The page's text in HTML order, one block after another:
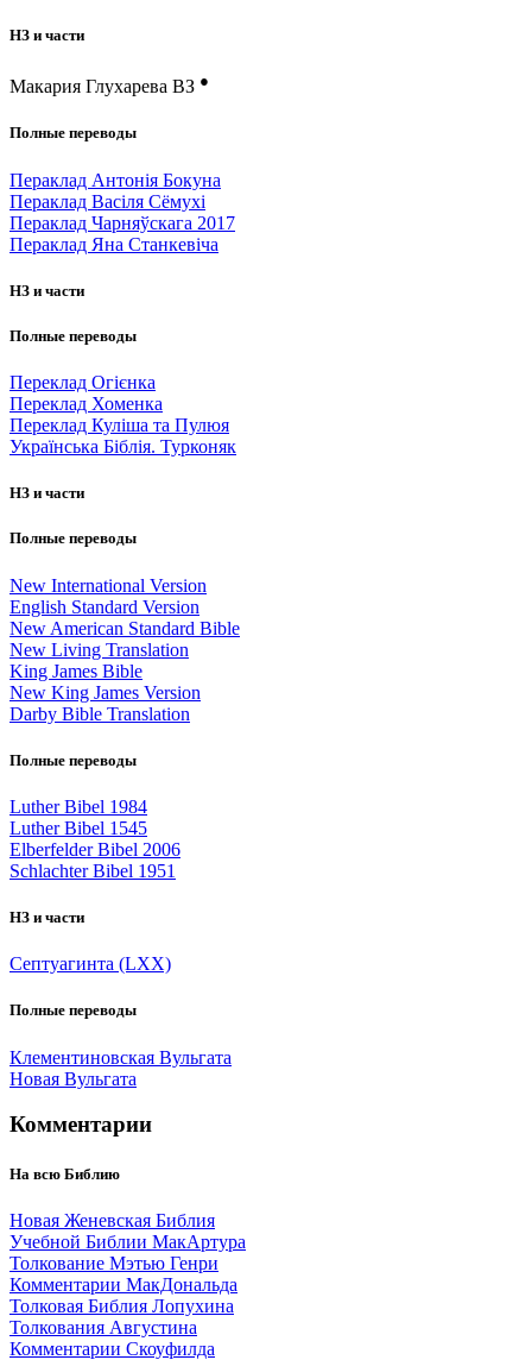
НЗ и части
Макария Глухарева ВЗ ●
Полные переводы
Пераклад Антонія Бокуна
Пераклад Васіля Сёмухі
Пераклад Чарняўскага 2017
Пераклад Яна Станкевіча
НЗ и части
Полные переводы
Переклад Огієнка
Переклад Хоменка
Переклад Куліша та Пулюя
Українська Біблія. Турконяк
НЗ и части
Полные переводы
New International Version
English Standard Version
New American Standard Bible
New Living Translation
King James Bible
New King James Version
Darby Bible Translation
Полные переводы
Luther Bibel 1984
Luther Bibel 1545
Elberfelder Bibel 2006
Schlachter Bibel 1951
НЗ и части
Септуагинта (LXX)
Полные переводы
Клементиновская Вульгата
Новая Вульгата
Комментарии
На всю Библию
Новая Женевская Библия
Учебной Библии МакАртура
Толкование Мэтью Генри
Комментарии МакДональда
Толковая Библия Лопухина
Толкования Августина
Комментарии Скоуфилда